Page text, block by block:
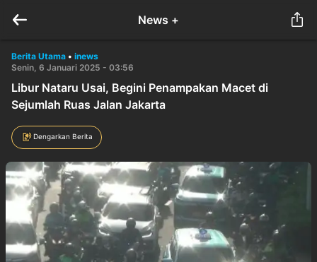
News +
Berita Utama • inews
Senin, 6 Januari 2025 - 03:56
Libur Nataru Usai, Begini Penampakan Macet di
Sejumlah Ruas Jalan Jakarta
Dengarkan Berita